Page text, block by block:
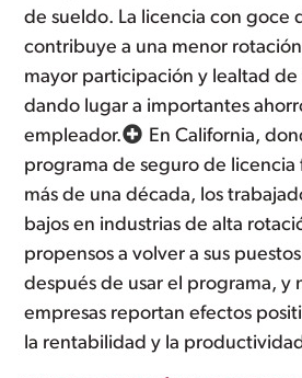
de sueldo. La licencia con goce
contribuye a una menor
mayor participación y lealtad de
dando lugar a importantes
empleador.
En California,
programa de seguro de licencia
más de una década, los
bajos en industrias de alta
propensos a volver a sus
después de usar el programa, y
empresas reportan efectos
la rentabilidad y la